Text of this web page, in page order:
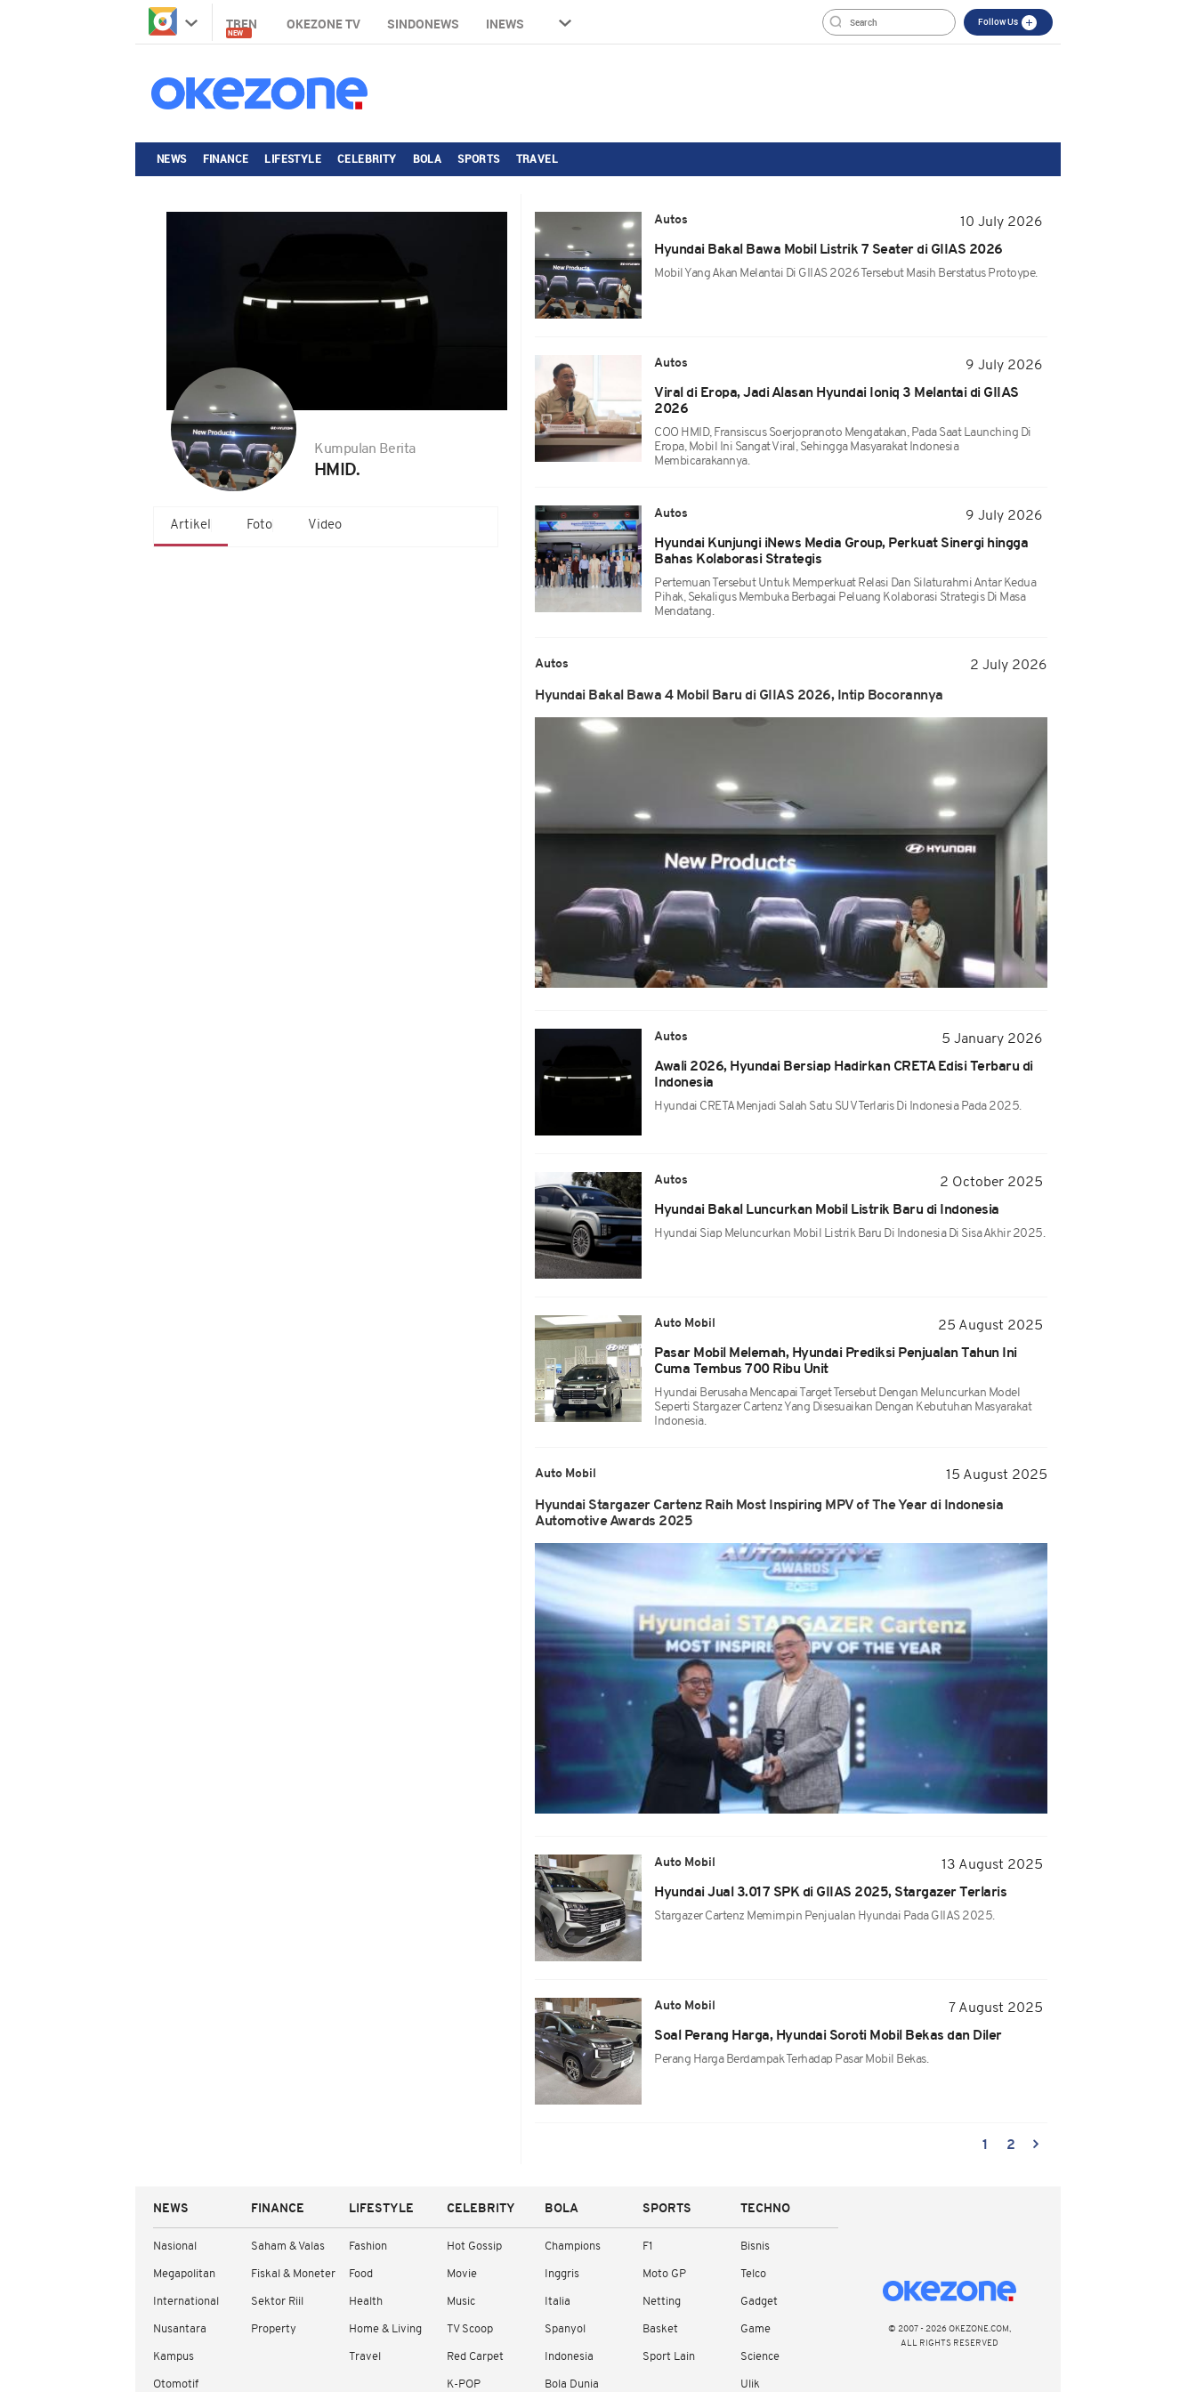
TREN
NEW
OKEZONE TV SINDONEWS INEWS Follow Us
NEWS FINANCE LIFESTYLE CELEBRITY BOLA SPORTS TRAVEL
Kumpulan Berita
HMID.
Artikel Foto Video
Autos
10 July 2026
Hyundai Bakal Bawa Mobil Listrik 7 Seater di GIIAS 2026
Mobil Yang Akan Melantai Di GIIAS 2026 Tersebut Masih Berstatus Protoype.
Autos
9 July 2026
Viral di Eropa, Jadi Alasan Hyundai Ioniq 3 Melantai di GIIAS
2026
COO HMID, Fransiscus Soerjopranoto Mengatakan, Pada Saat Launching Di
Eropa, Mobil Ini Sangat Viral, Sehingga Masyarakat Indonesia
Membicarakannya.
Autos
9 July 2026
Hyundai Kunjungi iNews Media Group, Perkuat Sinergi hingga
Bahas Kolaborasi Strategis
Pertemuan Tersebut Untuk Memperkuat Relasi Dan Silaturahmi Antar Kedua
Pihak, Sekaligus Membuka Berbagai Peluang Kolaborasi Strategis Di Masa
Mendatang.
Autos 2 July 2026
Hyundai Bakal Bawa 4 Mobil Baru di GIIAS 2026, Intip Bocorannya
Autos
5 January 2026
Awali 2026, Hyundai Bersiap Hadirkan CRETA Edisi Terbaru di
Indonesia
Hyundai CRETA Menjadi Salah Satu SUV Terlaris Di Indonesia Pada 2025.
Autos
2 October 2025
Hyundai Bakal Luncurkan Mobil Listrik Baru di Indonesia
Hyundai Siap Meluncurkan Mobil Listrik Baru Di Indonesia Di Sisa Akhir 2025.
Auto Mobil
25 August 2025
Pasar Mobil Melemah, Hyundai Prediksi Penjualan Tahun Ini
Cuma Tembus 700 Ribu Unit
Hyundai Berusaha Mencapai Target Tersebut Dengan Meluncurkan Model
Seperti Stargazer Cartenz Yang Disesuaikan Dengan Kebutuhan Masyarakat
Indonesia.
Auto Mobil 15 August 2025
Hyundai Stargazer Cartenz Raih Most Inspiring MPV of The Year di Indonesia
Automotive Awards 2025
Auto Mobil
13 August 2025
Hyundai Jual 3.017 SPK di GIIAS 2025, Stargazer Terlaris
Stargazer Cartenz Memimpin Penjualan Hyundai Pada GIIAS 2025.
Auto Mobil
7 August 2025
Soal Perang Harga, Hyundai Soroti Mobil Bekas dan Diler
Perang Harga Berdampak Terhadap Pasar Mobil Bekas.
1 2
NEWS
Nasional
Megapolitan
International
Nusantara
Kampus
Otomotif
FINANCE
Saham & Valas
Fiskal & Moneter
Sektor Riil
Property
LIFESTYLE
Fashion
Food
Health
Home & Living
Travel
CELEBRITY
Hot Gossip
Movie
Music
TV Scoop
Red Carpet
K-POP
BOLA
Champions
Inggris
Italia
Spanyol
Indonesia
Bola Dunia
SPORTS
F1
Moto GP
Netting
Basket
Sport Lain
TECHNO
Bisnis
Telco
Gadget
Game
Science
Ulik
© 2007 - 2026 OKEZONE.COM,
ALL RIGHTS RESERVED